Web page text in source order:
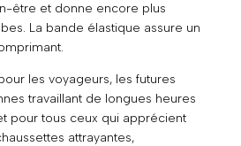
être et donne encore plus
La bande élastique assure un
les voyageurs, les futures
travaillant de longues heures
pour tous ceux qui apprécient
attrayantes,